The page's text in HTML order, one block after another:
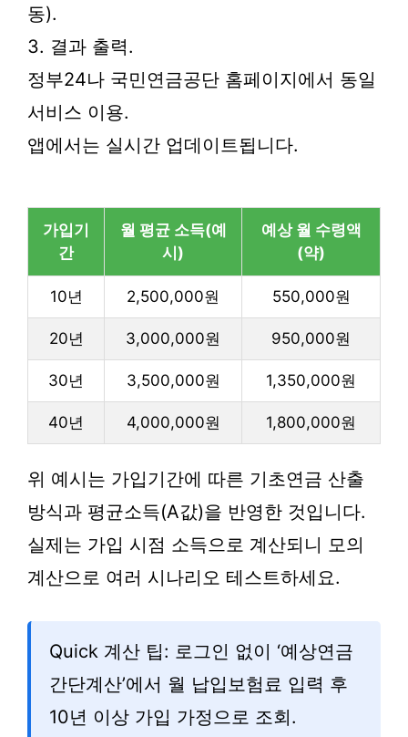
동).
3. 결과 출력.
정부24나 국민연금공단 홈페이지에서 동일
서비스 이용.
앱에서는 실시간 업데이트됩니다.
가입기
간
월 평균 소득(예
시)
예상 월 수령액
(약)
10년 2,500,000원 550,000원
20년 3,000,000원 950,000원
30년 3,500,000원 1,350,000원
40년 4,000,000원 1,800,000원
위 예시는 가입기간에 따른 기초연금 산출
방식과 평균소득(A값)을 반영한 것입니다.
실제는 가입 시점 소득으로 계산되니 모의
계산으로 여러 시나리오 테스트하세요.
Quick 계산 팁: 로그인 없이 ‘예상연금
간단계산’에서 월 납입보험료 입력 후
10년 이상 가입 가정으로 조회.